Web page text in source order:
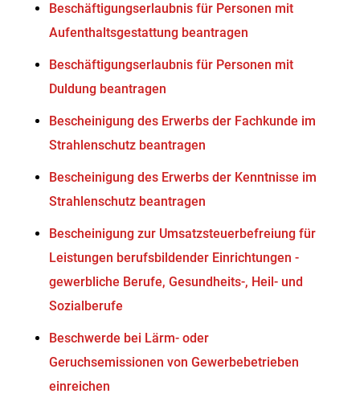
Beschäftigungserlaubnis für Personen mit
Aufenthaltsgestattung beantragen
Beschäftigungserlaubnis für Personen mit
Duldung beantragen
Bescheinigung des Erwerbs der Fachkunde im
Strahlenschutz beantragen
Bescheinigung des Erwerbs der Kenntnisse im
Strahlenschutz beantragen
Bescheinigung zur Umsatzsteuerbefreiung für
Leistungen berufsbildender Einrichtungen -
gewerbliche Berufe, Gesundheits-, Heil- und
Sozialberufe
Beschwerde bei Lärm- oder
Geruchsemissionen von Gewerbebetrieben
einreichen